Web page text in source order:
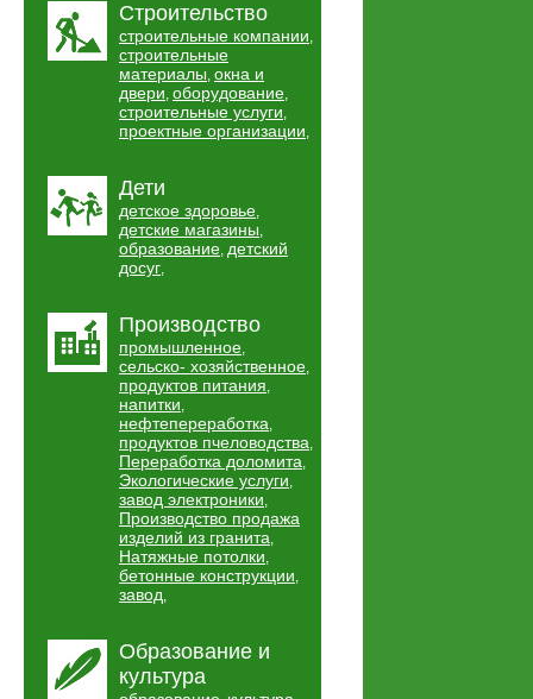
Строительство
строительные компании,
строительные
материалы, окна и
двери, оборудование,
строительные услуги,
проектные организации,
Дети
детское здоровье,
детские магазины,
образование, детский
досуг,
Производство
промышленное,
сельско- хозяйственное,
продуктов питания,
напитки,
нефтепереработка,
продуктов пчеловодства,
Переработка доломита,
Экологические услуги,
завод электроники,
Производство продажа
изделий из гранита,
Натяжные потолки,
бетонные конструкции,
завод,
Образование и
культура